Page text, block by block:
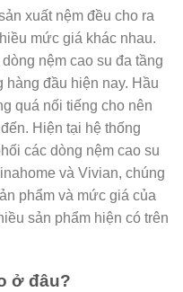
xuất nệm đều cho ra
mức giá khác nhau.
nệm cao su đa tầng
hàng đầu hiện nay. Hầu
quá nối tiếng cho nên
Hiện tại hệ thống
các dòng nệm cao su
và Vivian, chúng
phẩm và mức giá của
sản phẩm hiện có trên
ở đâu?